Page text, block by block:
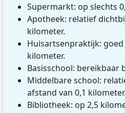
Supermarkt: op slechts
Apotheek: relatief
kilometer.
Huisartsenpraktijk: goed
kilometer.
Basisschool: bereikbaar
Middelbare school:
afstand van 0,1 kilometer.
Bibliotheek: op 2,5